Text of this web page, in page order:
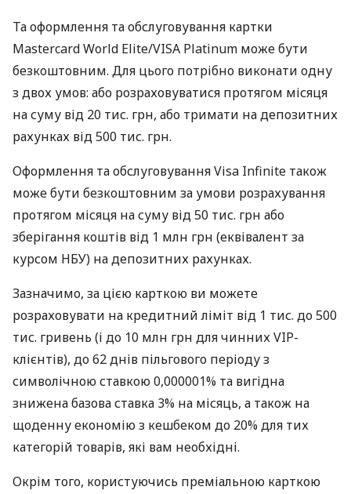
Та оформлення та обслуговування картки
Mastercard World Elite/VISA Platinum може бути
безкоштовним. Для цього потрібно виконати одну
з двох умов: або розраховуватися протягом місяця
на суму від 20 тис. грн, або тримати на депозитних
рахунках від 500 тис. грн.
Оформлення та обслуговування Visa Infinite також
може бути безкоштовним за умови розрахування
протягом місяця на суму від 50 тис. грн або
зберігання коштів від 1 млн грн (еквівалент за
курсом НБУ) на депозитних рахунках.
Зазначимо, за цією карткою ви можете
розраховувати на кредитний ліміт від 1 тис. до 500
тис. гривень (і до 10 млн грн для чинних VIP-
клієнтів), до 62 днів пільгового періоду з
символічною ставкою 0,000001% та вигідна
знижена базова ставка 3% на місяць, а також на
щоденну економію з кешбеком до 20% для тих
категорій товарів, які вам необхідні.
Окрім того, користуючись преміальною карткою